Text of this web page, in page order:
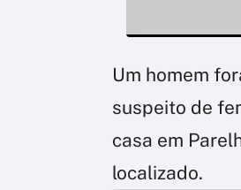
Um homem
suspeito de
casa em
localizado.